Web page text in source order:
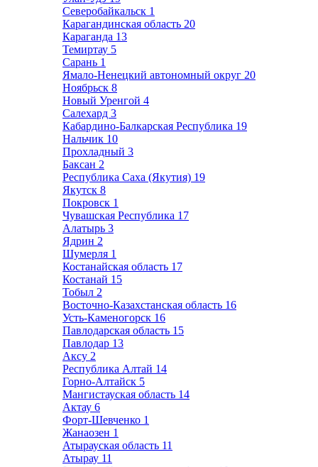
Северобайкальск 1
Карагандинская область 20
Караганда 13
Темиртау 5
Сарань 1
Ямало-Ненецкий автономный округ 20
Ноябрьск 8
Новый Уренгой 4
Салехард 3
Кабардино-Балкарская Республика 19
Нальчик 10
Прохладный 3
Баксан 2
Республика Саха (Якутия) 19
Якутск 8
Покровск 1
Чувашская Республика 17
Алатырь 3
Ядрин 2
Шумерля 1
Костанайская область 17
Костанай 15
Тобыл 2
Восточно-Казахстанская область 16
Усть-Каменогорск 16
Павлодарская область 15
Павлодар 13
Аксу 2
Республика Алтай 14
Горно-Алтайск 5
Мангистауская область 14
Актау 6
Форт-Шевченко 1
Жанаозен 1
Атырауская область 11
Атырау 11